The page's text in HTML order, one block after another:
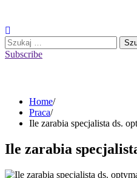
content
Szukaj:
Subscribe
Home
Praca
Ile zarabia specjalista ds.
Ile zarabia